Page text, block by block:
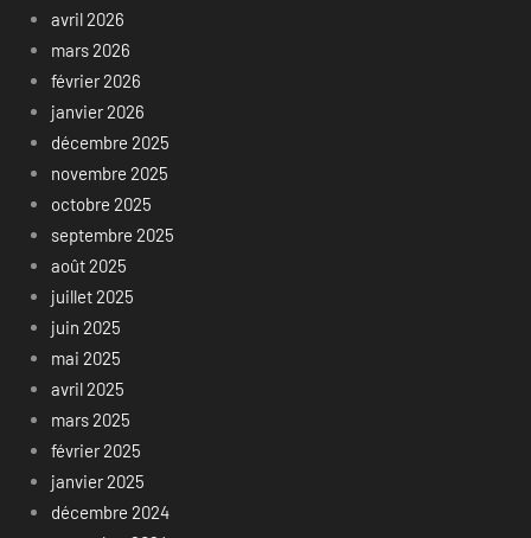
avril 2026
mars 2026
février 2026
janvier 2026
décembre 2025
novembre 2025
octobre 2025
septembre 2025
août 2025
juillet 2025
juin 2025
mai 2025
avril 2025
mars 2025
février 2025
janvier 2025
décembre 2024